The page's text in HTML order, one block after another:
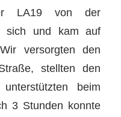
LA19 von der
sich und kam auf
versorgten den
stellten den
beim
3 Stunden konnte